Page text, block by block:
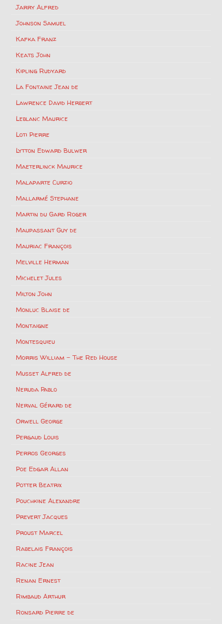
Jarry Alfred
Johnson Samuel
Kafka Franz
Keats John
Kipling Rudyard
La Fontaine Jean de
Lawrence David Herbert
Leblanc Maurice
Loti Pierre
Lytton Edward Bulwer
Maeterlinck Maurice
Malaparte Curzio
Mallarmé Stephane
Martin du Gard Roger
Maupassant Guy de
Mauriac François
Melville Herman
Michelet Jules
Milton John
Monluc Blaise de
Montaigne
Montesquieu
Morris William – The Red House
Musset Alfred de
Neruda Pablo
Nerval Gérard de
Orwell George
Pergaud Louis
Perros Georges
Poe Edgar Allan
Potter Beatrix
Pouchkine Alexandre
Prevert Jacques
Proust Marcel
Rabelais François
Racine Jean
Renan Ernest
Rimbaud Arthur
Ronsard Pierre de